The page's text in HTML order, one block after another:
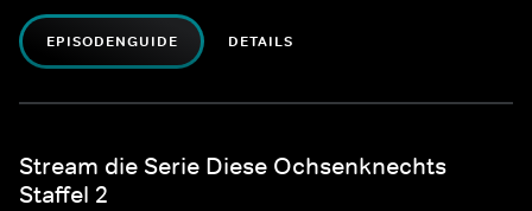
EPISODENGUIDE DETAILS
Stream die Serie Diese Ochsenknechts
Staffel 2